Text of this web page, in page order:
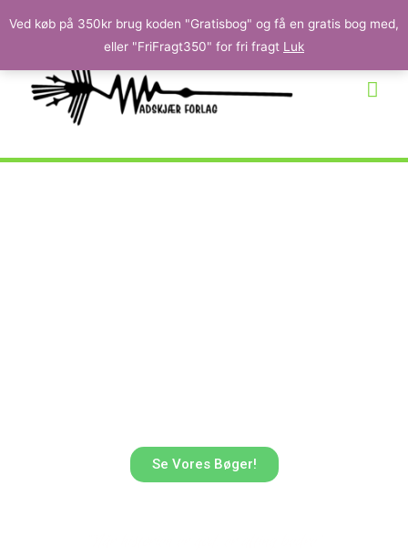
Ved køb på 350kr brug koden "Gratisbog" og få en gratis bog med,
eller "FriFragt350" for fri fragt Luk
Se Vores Bøger!